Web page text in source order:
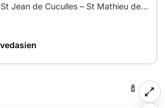
Jean de Cuculles – St Mathieu de
Lauret – Rouet – Biranque - St
– Bel Air – St Georges – St